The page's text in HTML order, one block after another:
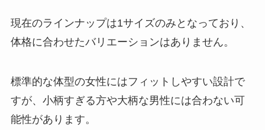
現在のラインナップは1サイズのみとなっており、
体格に合わせたバリエーションはありません。
標準的な体型の女性にはフィットしやすい設計で
すが、小柄すぎる方や大柄な男性には合わない可
能性があります。